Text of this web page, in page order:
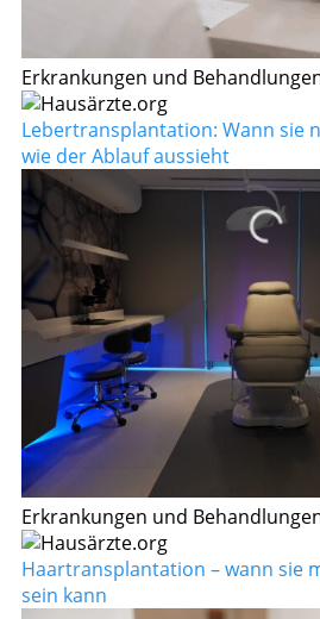
Erkrankungen und
Lebertransplantation: Wann sie
wie der Ablauf aussieht
Erkrankungen und
Haartransplantation – wann sie
sein kann